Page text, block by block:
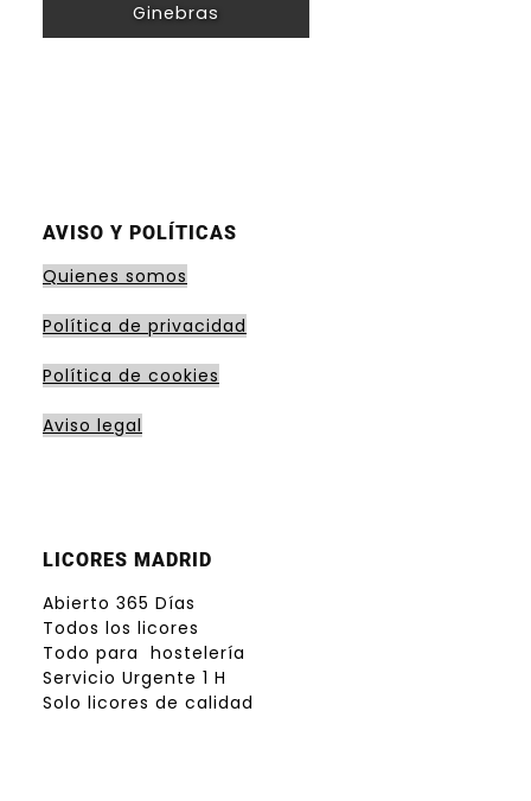
Ginebras
AVISO Y POLÍTICAS
Quienes somos
Política de privacidad
Política de cookies
Aviso legal
LICORES MADRID
Abierto 365 Días
Todos los licores
Todo para hostelería
Servicio Urgente 1 H
Solo licores de calidad